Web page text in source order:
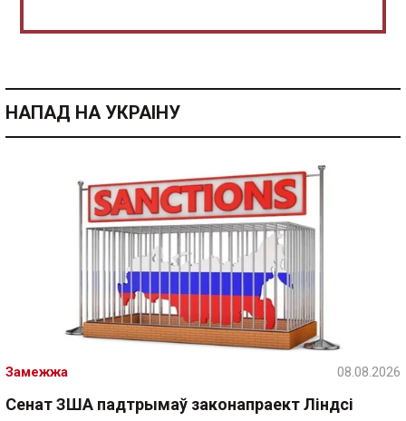
НАПАД НА УКРАІНУ
Сенат ЗША падтрымаў законапраект Ліндсі
Замежжа 08.08.2026